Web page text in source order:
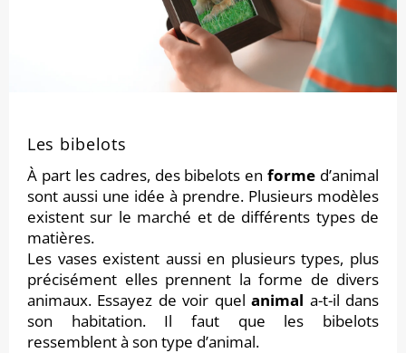
Les bibelots
À part les cadres, des bibelots enforme d’animal
sont aussi une idée à prendre. Plusieurs modèles
existent sur le marché et de différents types de
matières.
Les vases existent aussi en plusieurs types, plus
précisément elles prennent la forme de divers
animaux. Essayez de voir quelanimal a-t-il dans
son habitation. Il faut que les bibelots
ressemblent à son type d’animal.